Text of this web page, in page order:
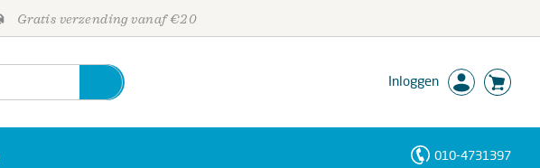
Gratis verzending vanaf €20
Inloggen
010-4731397